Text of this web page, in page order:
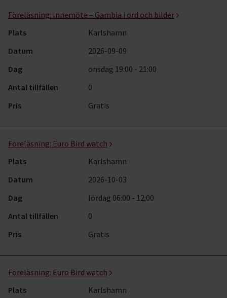
Föreläsning: Innemöte – Gambia i ord och bilder
Plats
Karlshamn
Datum
2026-09-09
Dag
onsdag 19:00 - 21:00
Antal tillfällen
0
Pris
Gratis
Föreläsning: Euro Bird watch
Plats
Karlshamn
Datum
2026-10-03
Dag
lördag 06:00 - 12:00
Antal tillfällen
0
Pris
Gratis
Föreläsning: Euro Bird watch
Plats
Karlshamn